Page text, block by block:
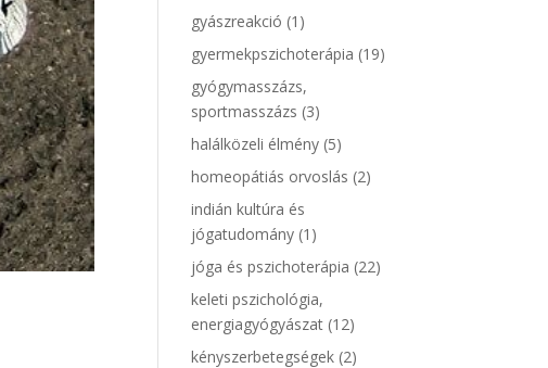
gyászreakció (1)
gyermekpszichoterápia (19)
gyógymasszázs,
sportmasszázs (3)
halálközeli élmény (5)
homeopátiás orvoslás (2)
indián kultúra és
jógatudomány (1)
jóga és pszichoterápia (22)
keleti pszichológia,
energiagyógyászat (12)
kényszerbetegségek (2)